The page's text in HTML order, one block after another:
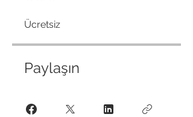
Ücretsiz
Paylaşın